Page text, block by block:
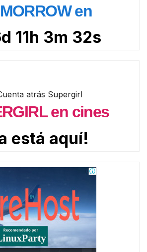
en
11h 3m 31s
en cines
está aquí!